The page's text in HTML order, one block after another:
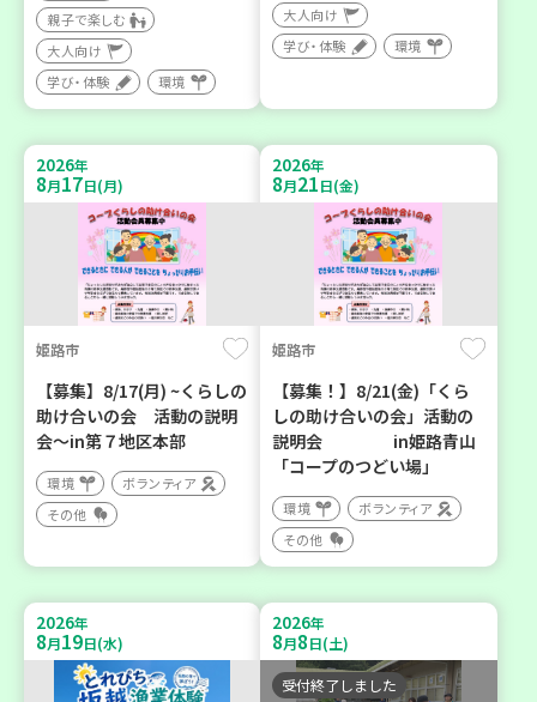
親子で楽しむ
大人向け
学び・体験
環境
大人向け
学び・体験
環境
2026年
8月17日(月)
姫路市
【募集】8/17(月) ~くらしの
助け合いの会 活動の説明
会～in第７地区本部
環境
ボランティア
その他
2026年
8月21日(金)
姫路市
【募集！】8/21(金)「くら
しの助け合いの会」活動の
説明会 in姫路青山
「コープのつどい場」
環境
ボランティア
その他
2026年
8月19日(水)
2026年
8月8日(土)
受付終了しました